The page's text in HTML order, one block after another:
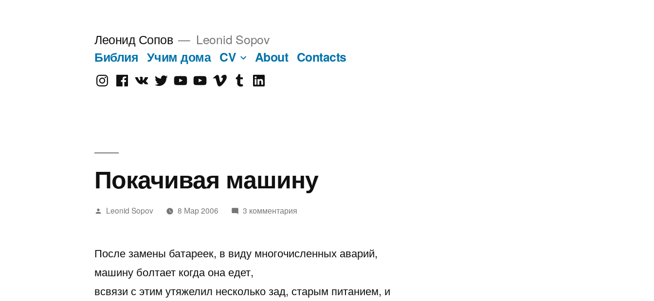
Леонид Сопов Leonid Sopov
Библия Учим дома CV About Contacts
InstagramFacebook
VK TwitterYoutube
Old Vimeotumblrlinkedin
Покачивая машину
Написано
Leonid Sopov 8 Мар 2006 3 комментария
После замены батареек, в виду многочисленных аварий,
машину болтает когда она едет,
всвязи с этим утяжелил несколько зад, старым питанием, и